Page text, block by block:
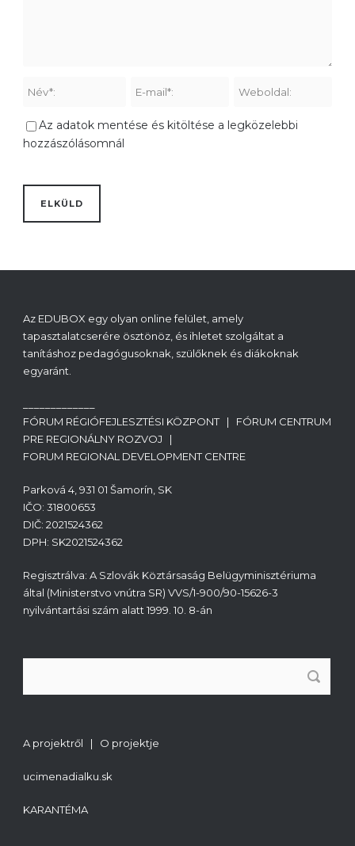
Az adatok mentése és kitöltése a legközelebbi
hozzászólásomnál
Az EDUBOX egy olyan online felület, amely
tapasztalatcserére ösztönöz, és ihletet szolgáltat a
tanításhoz pedagógusoknak, szülőknek és diákoknak
egyaránt.
FÓRUM RÉGIÓFEJLESZTÉSI KÖZPONT | FÓRUM CENTRUM
PRE REGIONÁLNY ROZVOJ |
FORUM REGIONAL DEVELOPMENT CENTRE
Parková 4, 931 01 Šamorín, SK
IČO: 31800653
DIČ: 2021524362
DPH: SK2021524362
Regisztrálva: A Szlovák Köztársaság Belügyminisztériuma
által (Ministerstvo vnútra SR) VVS/1-900/90-15626-3
nyilvántartási szám alatt 1999. 10. 8-án
A projektről | O projektje
ucimenadialku.sk
KARANTÉMA